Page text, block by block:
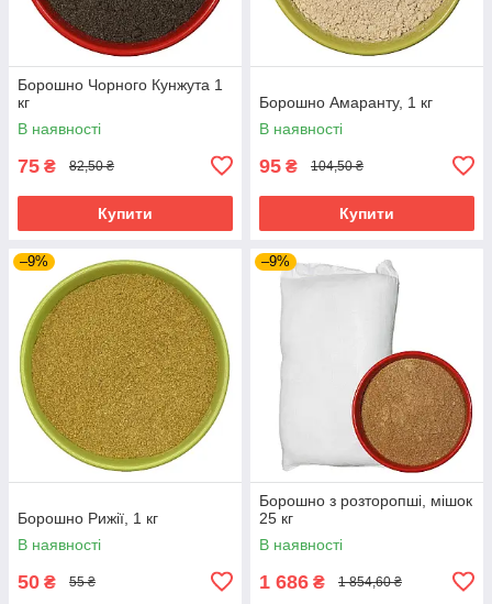
Борошно Чорного Кунжута 1
кг
В наявності
75 ₴ 82,50 ₴
Купити
Борошно Амаранту, 1 кг
В наявності
95 ₴ 104,50 ₴
Купити
–9%
Борошно Рижії, 1 кг
В наявності
50 ₴ 55 ₴
–9%
Борошно з розторопші, мішок
25 кг
В наявності
1 686 ₴ 1 854,60 ₴